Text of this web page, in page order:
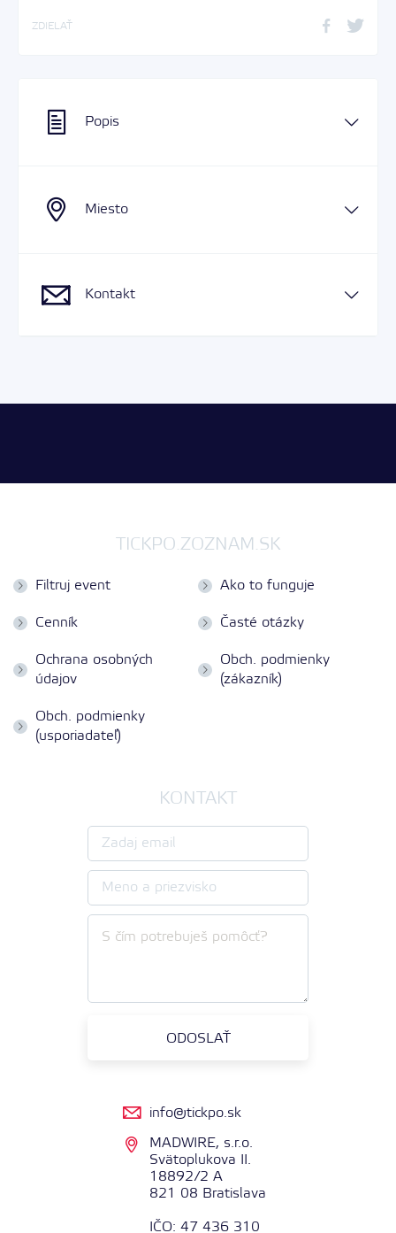
ZDIELAŤ
Popis
Miesto
Kontakt
TICKPO.ZOZNAM.SK
Filtruj event Ako to funguje
Cenník Časté otázky
Ochrana osobných
údajov
Obch. podmienky
(zákazník)
Obch. podmienky
(usporiadateľ)
KONTAKT
info@tickpo.sk
MADWIRE, s.r.o.
Svätoplukova II.
18892/2 A
821 08 Bratislava
IČO: 47 436 310